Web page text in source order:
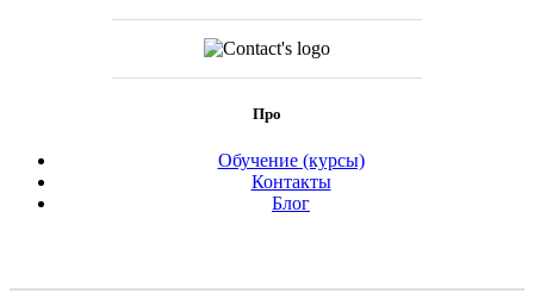
Про
Обучение (курсы)
Контакты
Блог